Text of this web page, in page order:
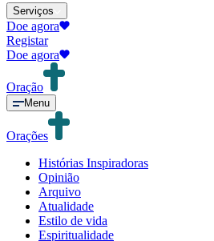
Serviços
Doe agora
Registar
Doe agora
Oração
Menu
Orações
Histórias Inspiradoras
Opinião
Arquivo
Atualidade
Estilo de vida
Espiritualidade